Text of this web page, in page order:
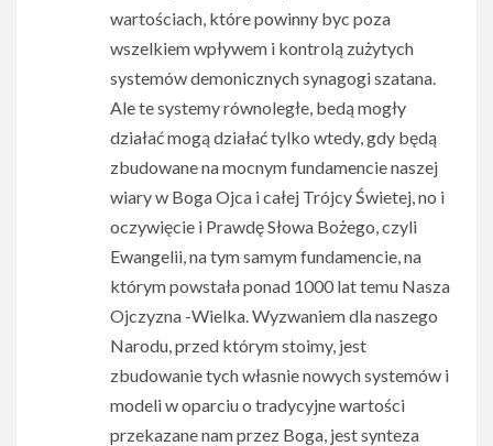
wartościach, które powinny byc poza
wszelkiem wpływem i kontrolą zużytych
systemów demonicznych synagogi szatana.
Ale te systemy równoległe, bedą mogły
działać mogą działać tylko wtedy, gdy będą
zbudowane na mocnym fundamencie naszej
wiary w Boga Ojca i całej Trójcy Świetej, no i
oczywięcie i Prawdę Słowa Bożego, czyli
Ewangelii, na tym samym fundamencie, na
którym powstała ponad 1000 lat temu Nasza
Ojczyzna -Wielka. Wyzwaniem dla naszego
Narodu, przed którym stoimy, jest
zbudowanie tych własnie nowych systemów i
modeli w oparciu o tradycyjne wartości
przekazane nam przez Boga, jest synteza